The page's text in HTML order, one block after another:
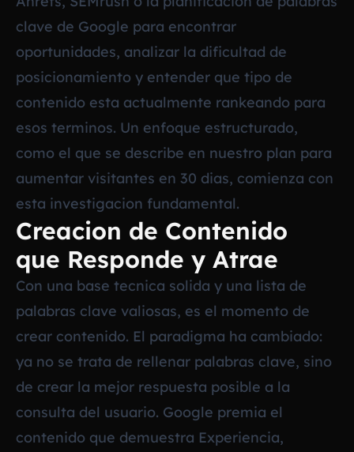
clave de Google para encontrar
oportunidades, analizar la dificultad de
posicionamiento y entender que tipo de
contenido esta actualmente rankeando para
esos terminos. Un enfoque estructurado,
como el que se describe en nuestro plan para
aumentar visitantes en 30 dias, comienza con
esta investigacion fundamental.
Creacion de Contenido
que Responde y Atrae
Con una base tecnica solida y una lista de
palabras clave valiosas, es el momento de
crear contenido. El paradigma ha cambiado:
ya no se trata de rellenar palabras clave, sino
de crear la mejor respuesta posible a la
consulta del usuario. Google premia el
contenido que demuestra Experiencia,